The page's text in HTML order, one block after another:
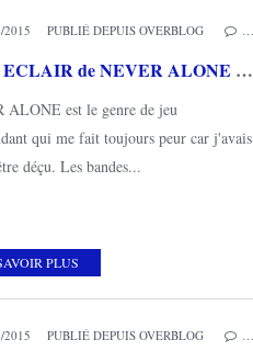
2015 PUBLIÉ DEPUIS OVERBLOG
TEST ECLAIR de NEVER ALONE (sur PS4): magnifique et prenant!
ALONE est le genre de jeu
qui me fait toujours peur car j'avais
déçu. Les bandes...
PLUS
2015 PUBLIÉ DEPUIS OVERBLOG